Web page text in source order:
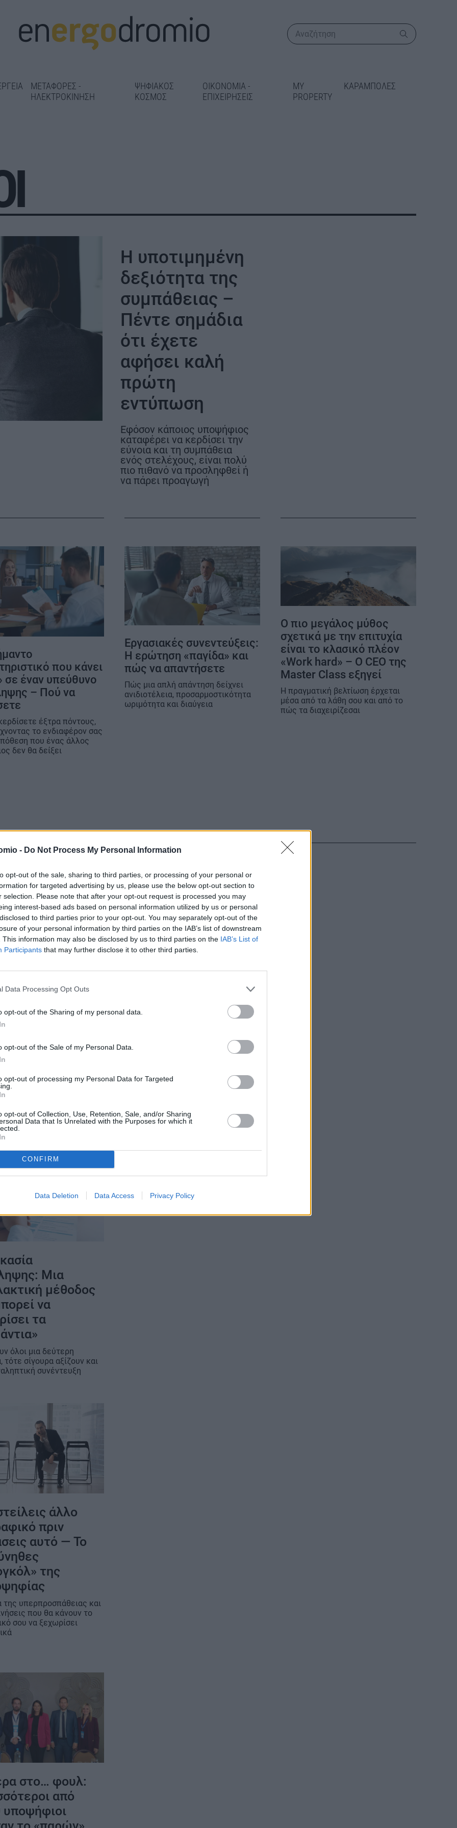
- Do Not Process My Personal Information
opt-out of the sale, sharing to third parties, or processing of your personal or
for targeted advertising by us, please use the below opt-out section to
selection. Please note that after your opt-out request is processed you may
interest-based ads based on personal information utilized by us or personal
to third parties prior to your opt-out. You may separately opt-out of the
of your personal information by third parties on the IAB’s list of downstream
This information may also be disclosed by us to third parties on the IAB’s List of
Participants that may further disclose it to other third parties.
Data Processing Opt Outs
opt-out of the Sharing of my personal data.
opt-out of the Sale of my Personal Data.
opt-out of processing my Personal Data for Targeted
opt-out of Collection, Use, Retention, Sale, and/or Sharing
Data that Is Unrelated with the Purposes for which it
CONFIRM
Data Deletion Data Access Privacy Policy
ΜΕΤΑΦΟΡΕΣ -
ΗΛΕΚΤΡΟΚΙΝΗΣΗ
ΨΗΦΙΑΚΟΣ
ΚΟΣΜΟΣ
ΟΙΚΟΝΟΜΙΑ -
ΕΠΙΧΕΙΡΗΣΕΙΣ
MY
PROPERTY
ΚΑΡΑΜΠΟΛΕΣ
εκατ.
–
σιδηροτροχιών στις Γραμμές
ραντάρ στο Καστέλι – Χ.
κανονικά τον Νοέμβριο του
2028
ΟΡΟΙ ΧΡΗΣΗΣ
Η υποτιμημένη
δεξιότητα της
συμπάθειας –
Πέντε σημάδια
ότι έχετε
αφήσει καλή
πρώτη
εντύπωση
Εφόσον κάποιος υποψήφιος
καταφέρει να κερδίσει την
εύνοια και τη συμπάθεια
ενός στελέχους, είναι πολύ
πιο πιθανό να προσληφθεί ή
να πάρει προαγωγή
που κάνει
σε έναν υπεύθυνο
– Πού να
έξτρα πόντους,
το ενδιαφέρον σας
που ένας άλλος
δεν θα δείξει
Εργασιακές συνεντεύξεις:
Η ερώτηση «παγίδα» και
πώς να απαντήσετε
Πώς μια απλή απάντηση δείχνει
ανιδιοτέλεια, προσαρμοστικότητα
ωριμότητα και διαύγεια
Ο πιο μεγάλος μύθος
σχετικά με την επιτυχία
είναι το κλασικό πλέον
«Work hard» – O CEO της
Master Class εξηγεί
Η πραγματική βελτίωση έρχεται
μέσα από τα λάθη σου και από το
πώς τα διαχειρίζεσαι
και
ένα
Να πώς να
λίγοι αυτοί που
από την
προσπαθεί να
ένας υποψήφιος
Μια
μέθοδος
να
τα
όλοι μια δεύτερη
τότε σίγουρα αξίζουν και
συνέντευξη
άλλο
πριν
αυτό — Το
της
της υπερπροσπάθειας και
που θα κάνουν το
σου να ξεχωρίσει
στο… φουλ:
από
υποψήφιοι